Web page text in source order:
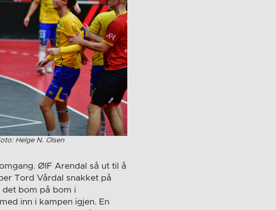
Helge N. Olsen
ØIF Arendal så ut til å
Tord Vårdal snakket på
det bom på bom i
inn i kampen igjen. En